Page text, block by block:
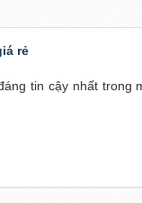
rẻ
tin cậy nhất trong